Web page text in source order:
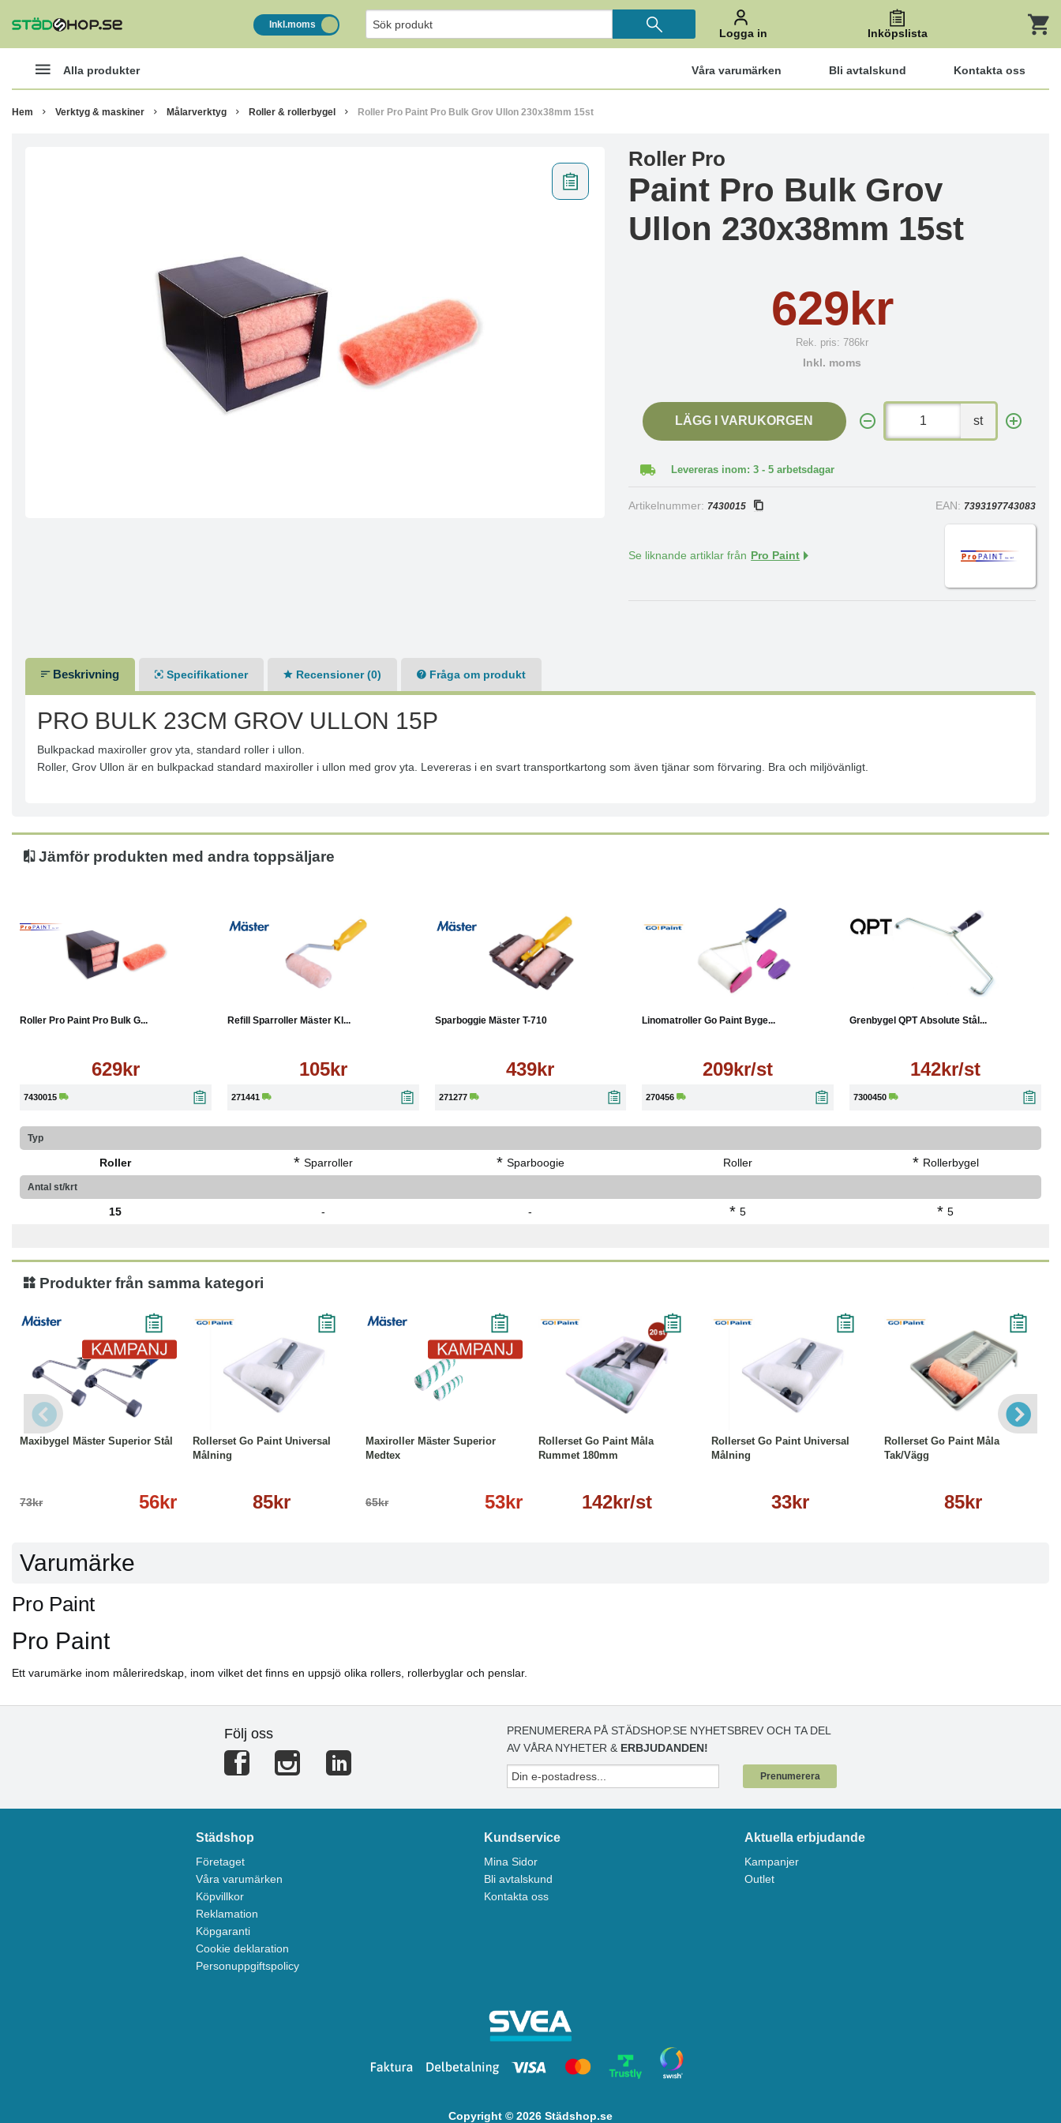
Inkl.moms
Logga in Inköpslista
Alla produkter Våra varumärken Bli avtalskund Kontakta oss
Hem Verktyg & maskiner Målarverktyg Roller & rollerbygel Roller Pro Paint Pro Bulk Grov Ullon 230x38mm 15st
Roller Pro
Paint Pro Bulk Grov
Ullon 230x38mm 15st
629kr
Rek. pris:786kr
Inkl. moms
LÄGG I VARUKORGEN st
Levereras inom: 3 - 5 arbetsdagar
Artikelnummer: 7430015 EAN: 7393197743083
Se liknande artiklar från Pro Paint
Beskrivning Specifikationer Recensioner (0) Fråga om produkt
PRO BULK 23CM GROV ULLON 15P
Bulkpackad maxiroller grov yta, standard roller i ullon.
Roller, Grov Ullon är en bulkpackad standard maxiroller i ullon med grov yta. Levereras i en svart transportkartong som även tjänar som förvaring. Bra och miljövänligt.
Jämför produkten med andra toppsäljare
Roller Pro Paint Pro Bulk G...
629kr
7430015
Refill Sparroller Mäster Kl...
105kr
271441
Sparboggie Mäster T-710
439kr
271277
Linomatroller Go Paint Byge...
209kr/st
270456
Läs mer
Grenbygel QPT Absolute Stål...
142kr/st
7300450
Typ
Roller * Sparroller * Sparboogie Roller * Rollerbygel
Antal st/krt
15 - - * 5 * 5
Produkter från samma kategori
Maxibygel Mäster Superior Stål
73kr 56kr
-23% Läs mer
Rollerset Go Paint Universal
Målning
85kr
Läs mer
Maxiroller Mäster Superior
Medtex
65kr 53kr
Rollerset Go Paint Måla
Rummet 180mm
142kr/st
Läs mer
Rollerset Go Paint Universal
Målning
33kr
Läs mer
Rollerset Go Paint Måla
Tak/Vägg
85kr
Läs mer
Varumärke
Pro Paint
Pro Paint
Ett varumärke inom måleriredskap, inom vilket det finns en uppsjö olika rollers, rollerbyglar och penslar.
Följ oss
PRENUMERERA PÅ STÄDSHOP.SE NYHETSBREV OCH TA DEL
AV VÅRA NYHETER & ERBJUDANDEN!
Prenumerera
Städshop
Företaget
Våra varumärken
Köpvillkor
Reklamation
Köpgaranti
Cookie deklaration
Personuppgiftspolicy
Kundservice
Mina Sidor
Bli avtalskund
Kontakta oss
Aktuella erbjudande
Kampanjer
Outlet
Copyright © 2026 Städshop.se